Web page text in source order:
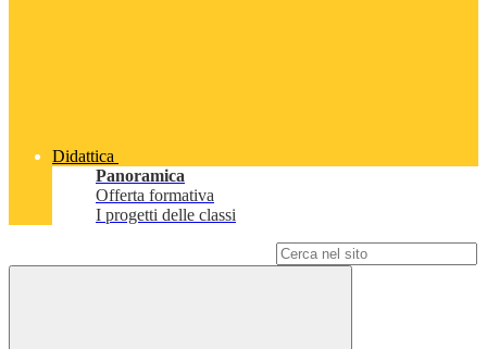
Didattica
Panoramica
Offerta formativa
I progetti delle classi